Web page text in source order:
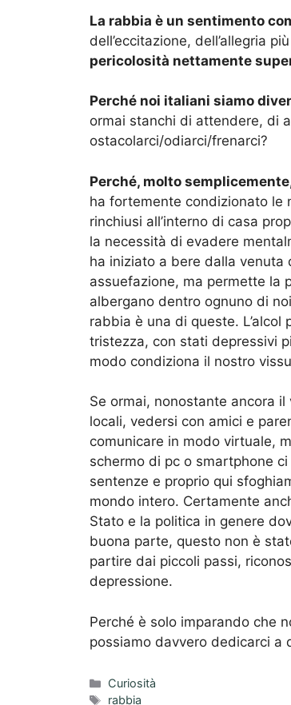
La rabbia è un sentimento
dell’eccitazione, dell’allegria
pericolosità nettamente
Perché noi italiani siamo
ormai stanchi di attendere, di
ostacolarci/odiarci/frenarci?
Perché, molto
ha fortemente condizionato le
rinchiusi all’interno di casa
la necessità di evadere
ha iniziato a bere dalla venuta
assuefazione, ma permette la
albergano dentro ognuno di
rabbia è una di queste.
tristezza, con stati depressivi
modo condiziona il nostro
Se ormai, nonostante ancora
locali, vedersi con amici e
comunicare in modo virtuale,
schermo di pc o smartphone
sentenze e proprio qui
mondo intero. Certamente
Stato e la politica in genere
buona parte, questo non è
partire dai piccoli passi,
depressione.
Perché è solo imparando che
possiamo davvero dedicarci a
Categorie
Curiosità
Tag
rabbia